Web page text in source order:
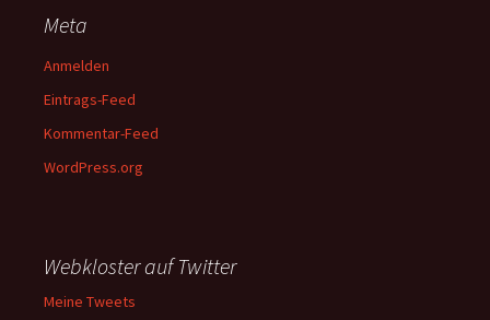
Meta
Anmelden
Eintrags-Feed
Kommentar-Feed
WordPress.org
Webkloster auf Twitter
Meine Tweets